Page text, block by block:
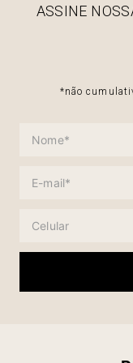
ASSINE
*não